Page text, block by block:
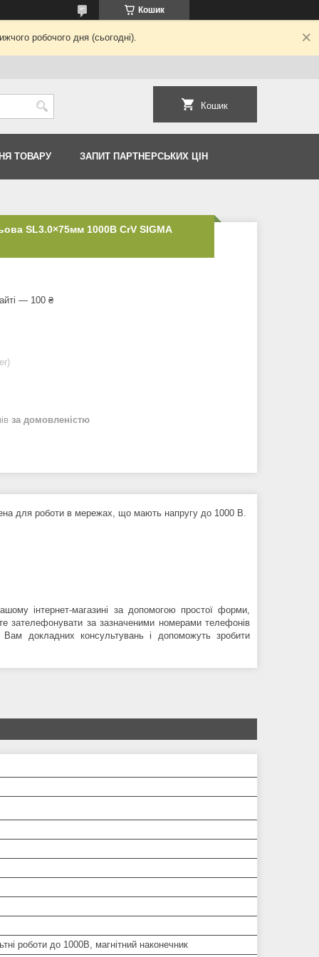
Кошик
робочого дня (сьогодні).
Кошик
ТОВАРУ ЗАПИТ ПАРТНЕРСЬКИХ ЦІН
SL3.0×75мм 1000В CrV SIGMA
— 100 ₴
за домовленістю
для роботи в мережах, що мають напругу до 1000 В.
інтернет-магазині за допомогою простої форми,
зателефонувати за зазначеними номерами телефонів
Вам докладних консультувань і допоможуть зробити
роботи до 1000В, магнітний наконечник